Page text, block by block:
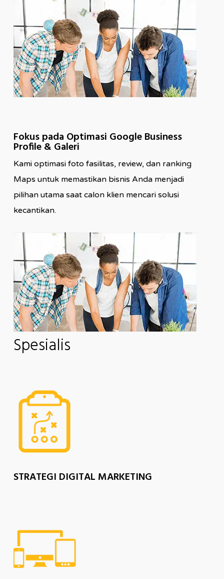
Fokus pada Optimasi Google Business
Profile & Galeri
Kami optimasi foto fasilitas, review, dan ranking
Maps untuk memastikan bisnis Anda menjadi
pilihan utama saat calon klien mencari solusi
kecantikan.
Spesialis
STRATEGI DIGITAL MARKETING